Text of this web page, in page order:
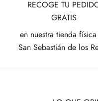
RECOGE TU
GRATIS
en nuestra tienda
San Sebastián de los